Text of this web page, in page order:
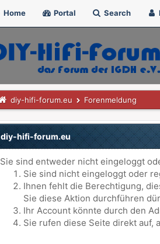
Home Portal Search
diy-hifi-forum.eu Forenmeldung
diy-hifi-forum.eu
Sie sind entweder nicht eingeloggt
Sie sind nicht eingeloggt oder
Ihnen fehlt die Berechtigung,
Sie diese Aktion durchführen
Ihr Account könnte durch den
Sie rufen diese Seite direkt auf,